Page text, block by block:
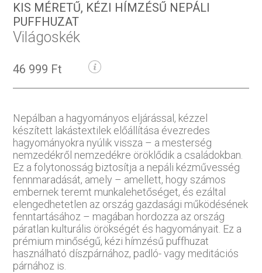
KIS MÉRETŰ, KÉZI HÍMZÉSŰ NEPÁLI
PUFFHUZAT
Világoskék
46 999 Ft
Nepálban a hagyományos eljárással, kézzel
készített lakástextilek előállítása évezredes
hagyományokra nyúlik vissza – a mesterség
nemzedékről nemzedékre öröklődik a családokban.
Ez a folytonosság biztosítja a nepáli kézművesség
fennmaradását, amely – amellett, hogy számos
embernek teremt munkalehetőséget, és ezáltal
elengedhetetlen az ország gazdasági működésének
fenntartásához – magában hordozza az ország
páratlan kulturális örökségét és hagyományait. Ez a
prémium minőségű, kézi hímzésű puffhuzat
használható díszpárnához, padló- vagy meditációs
párnához is.